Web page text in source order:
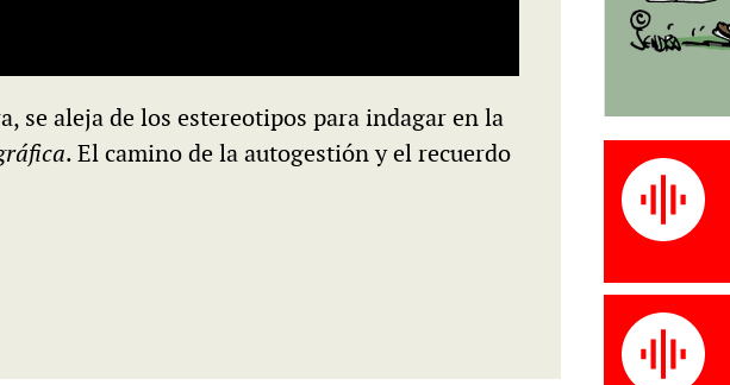
se aleja de los estereotipos para indagar en la
. El camino de la autogestión y el recuerdo